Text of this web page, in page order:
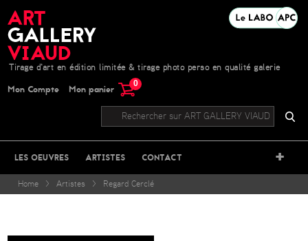
Tirage d'art en édition limitée & tirage photo perso en qualité galerie
Mon Compte Mon panier 0
LES OEUVRES ARTISTES CONTACT +
Home > Artistes > Regard Cerclé